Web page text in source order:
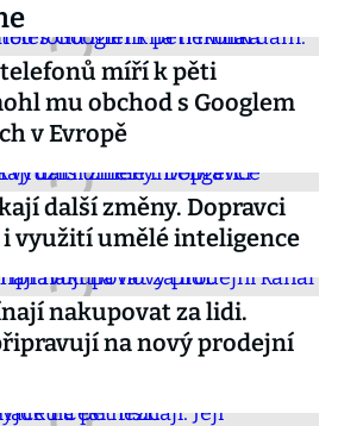
míří k pěti
mu obchod s Googlem
v Evropě
další změny. Dopravci
využití umělé inteligence
nakupovat za lidi.
na nový prodejní